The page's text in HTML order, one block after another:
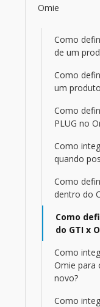
Omie
Como
de um
Como
um
Como
PLUG no
Como
quando
Como
dentro do
Como
do GTI x
Como
Omie para
novo?
Como